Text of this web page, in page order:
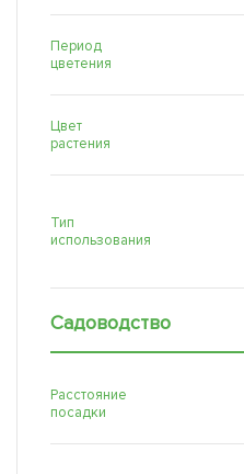
Период
цветения
Цвет
растения
Тип
использования
Садоводство
Расстояние
посадки